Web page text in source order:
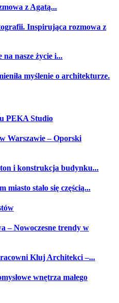
z Agatą...
Inspirująca rozmowa z
nasze życie i...
myślenie o architekturze.
PEKA Studio
Warszawie – Oporski
i konstrukcja budynku...
miasto stało się częścią...
– Nowoczesne trendy w
Kluj Architekci –...
wnętrza małego